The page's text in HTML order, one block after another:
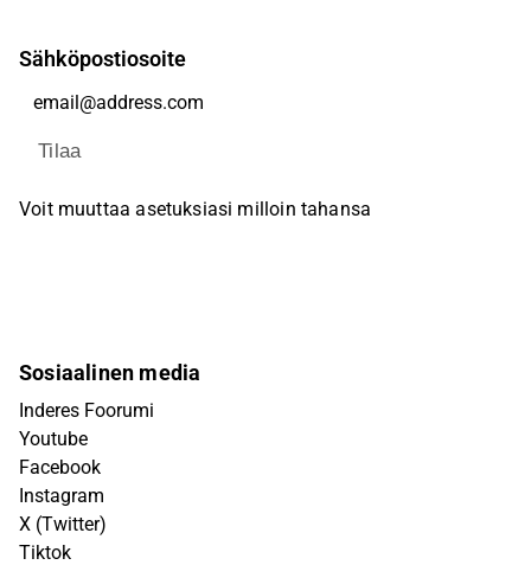
Sähköpostiosoite
Tilaa
Voit muuttaa asetuksiasi milloin tahansa
Sosiaalinen media
Inderes Foorumi
Youtube
Facebook
Instagram
X (Twitter)
Tiktok